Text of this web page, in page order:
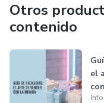
Otros
contenido
el